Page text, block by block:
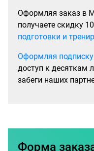
Оформляя заказ в
получаете скидку
подготовки и
Оформляя
доступ к десяткам
забеги наших
Форма